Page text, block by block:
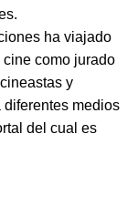
ha viajado
como jurado
y
medios
del cual es